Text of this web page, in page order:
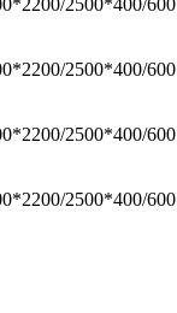
2500*400/600
2500*400/600
2500*400/600